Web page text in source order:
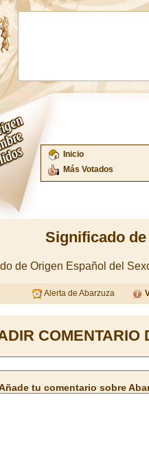
Inicio
Más Votados
Significado
de Origen Español del
Alerta de Abarzuza
COMENTARIO
tu comentario sobre